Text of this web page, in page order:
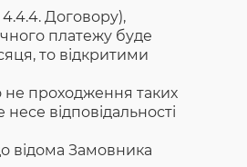
Договору),
платежу буде
то відкритими
не проходження таких
відповідальності
відома Замовника